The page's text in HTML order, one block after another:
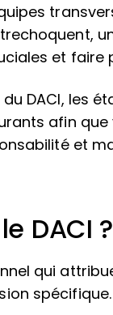
et faire
DACI, les
afin
et
DACI ?
qui